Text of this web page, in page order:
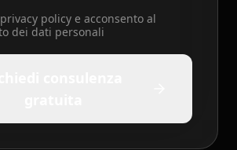
policy e acconsento al
dei dati personali